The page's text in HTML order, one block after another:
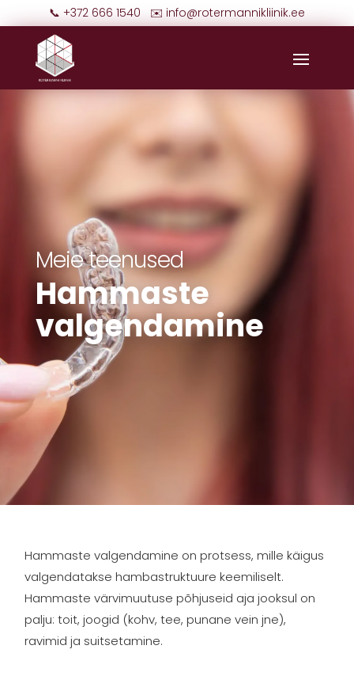
📞 +372 666 1540 ✉️ info@rotermannikliinik.ee
Meie teenused
Hammaste
valgendamine
Hammaste valgendamine on protsess, mille käigus
valgendatakse hambastruktuure keemiliselt.
Hammaste värvimuutuse põhjuseid aja jooksul on
palju: toit, joogid (kohv, tee, punane vein jne),
ravimid ja suitsetamine.